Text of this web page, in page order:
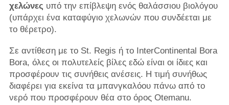
χελώνες υπό την επίβλεψη ενός θαλάσσιου βιολόγου
(υπάρχει ένα καταφύγιο χελωνών που συνδέεται με
το θέρετρο).
Σε αντίθεση με το St. Regis ή το InterContinental Bora
Bora, όλες οι πολυτελείς βίλες εδώ είναι οι ίδιες και
προσφέρουν τις συνήθεις ανέσεις. Η τιμή συνήθως
διαφέρει για εκείνα τα μπανγκαλόου πάνω από το
νερό που προσφέρουν θέα στο όρος Otemanu.